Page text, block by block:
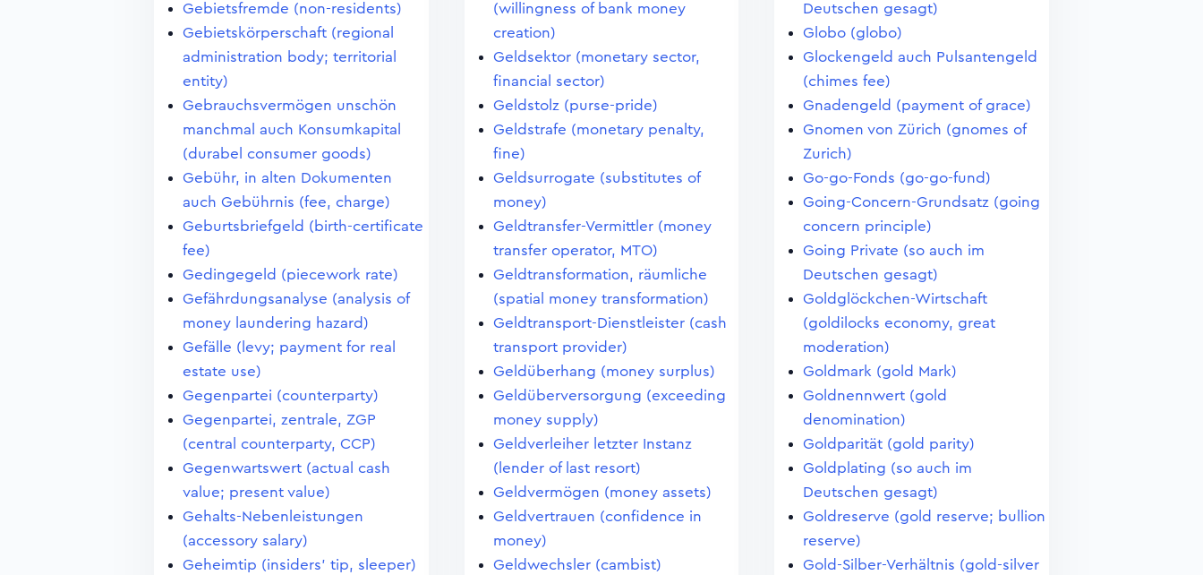
Gebietsfremde (non-residents)
Gebietskörperschaft (regional
administration body; territorial
entity)
Gebrauchsvermögen unschön
manchmal auch Konsumkapital
(durabel consumer goods)
Gebühr, in alten Dokumenten
auch Gebührnis (fee, charge)
Geburtsbriefgeld (birth-certificate
fee)
Gedingegeld (piecework rate)
Gefährdungsanalyse (analysis of
money laundering hazard)
Gefälle (levy; payment for real
estate use)
Gegenpartei (counterparty)
Gegenpartei, zentrale, ZGP
(central counterparty, CCP)
Gegenwartswert (actual cash
value; present value)
Gehalts-Nebenleistungen
(accessory salary)
Geheimtip (insiders' tip, sleeper)
(willingness of bank money
creation)
Geldsektor (monetary sector,
financial sector)
Geldstolz (purse-pride)
Geldstrafe (monetary penalty,
fine)
Geldsurrogate (substitutes of
money)
Geldtransfer-Vermittler (money
transfer operator, MTO)
Geldtransformation, räumliche
(spatial money transformation)
Geldtransport-Dienstleister (cash
transport provider)
Geldüberhang (money surplus)
Geldüberversorgung (exceeding
money supply)
Geldverleiher letzter Instanz
(lender of last resort)
Geldvermögen (money assets)
Geldvertrauen (confidence in
money)
Geldwechsler (cambist)
Deutschen gesagt)
Globo (globo)
Glockengeld auch Pulsantengeld
(chimes fee)
Gnadengeld (payment of grace)
Gnomen von Zürich (gnomes of
Zurich)
Go-go-Fonds (go-go-fund)
Going-Concern-Grundsatz (going
concern principle)
Going Private (so auch im
Deutschen gesagt)
Goldglöckchen-Wirtschaft
(goldilocks economy, great
moderation)
Goldmark (gold Mark)
Goldnennwert (gold
denomination)
Goldparität (gold parity)
Goldplating (so auch im
Deutschen gesagt)
Goldreserve (gold reserve; bullion
reserve)
Gold-Silber-Verhältnis (gold-silver